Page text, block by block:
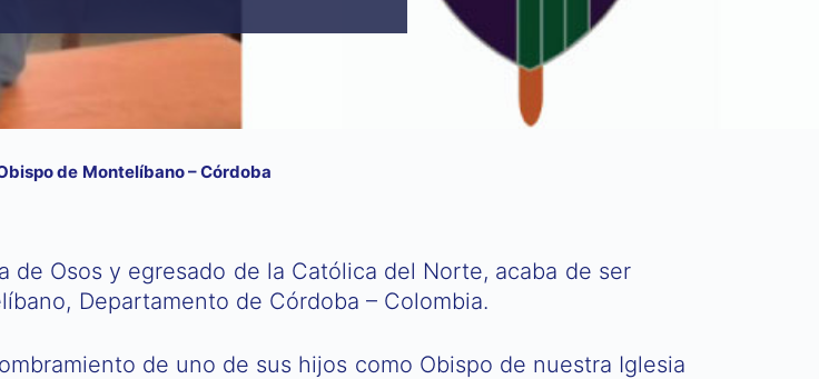
de Montelíbano – Córdoba
de Osos y egresado de la Católica del Norte, acaba de ser
Departamento de Córdoba – Colombia.
de uno de sus hijos como Obispo de nuestra Iglesia